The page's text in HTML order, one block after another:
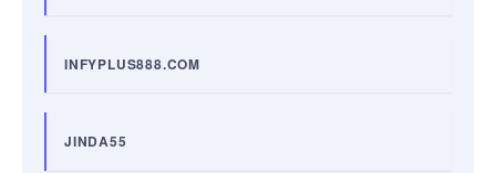
INFYPLUS888.COM
JINDA55